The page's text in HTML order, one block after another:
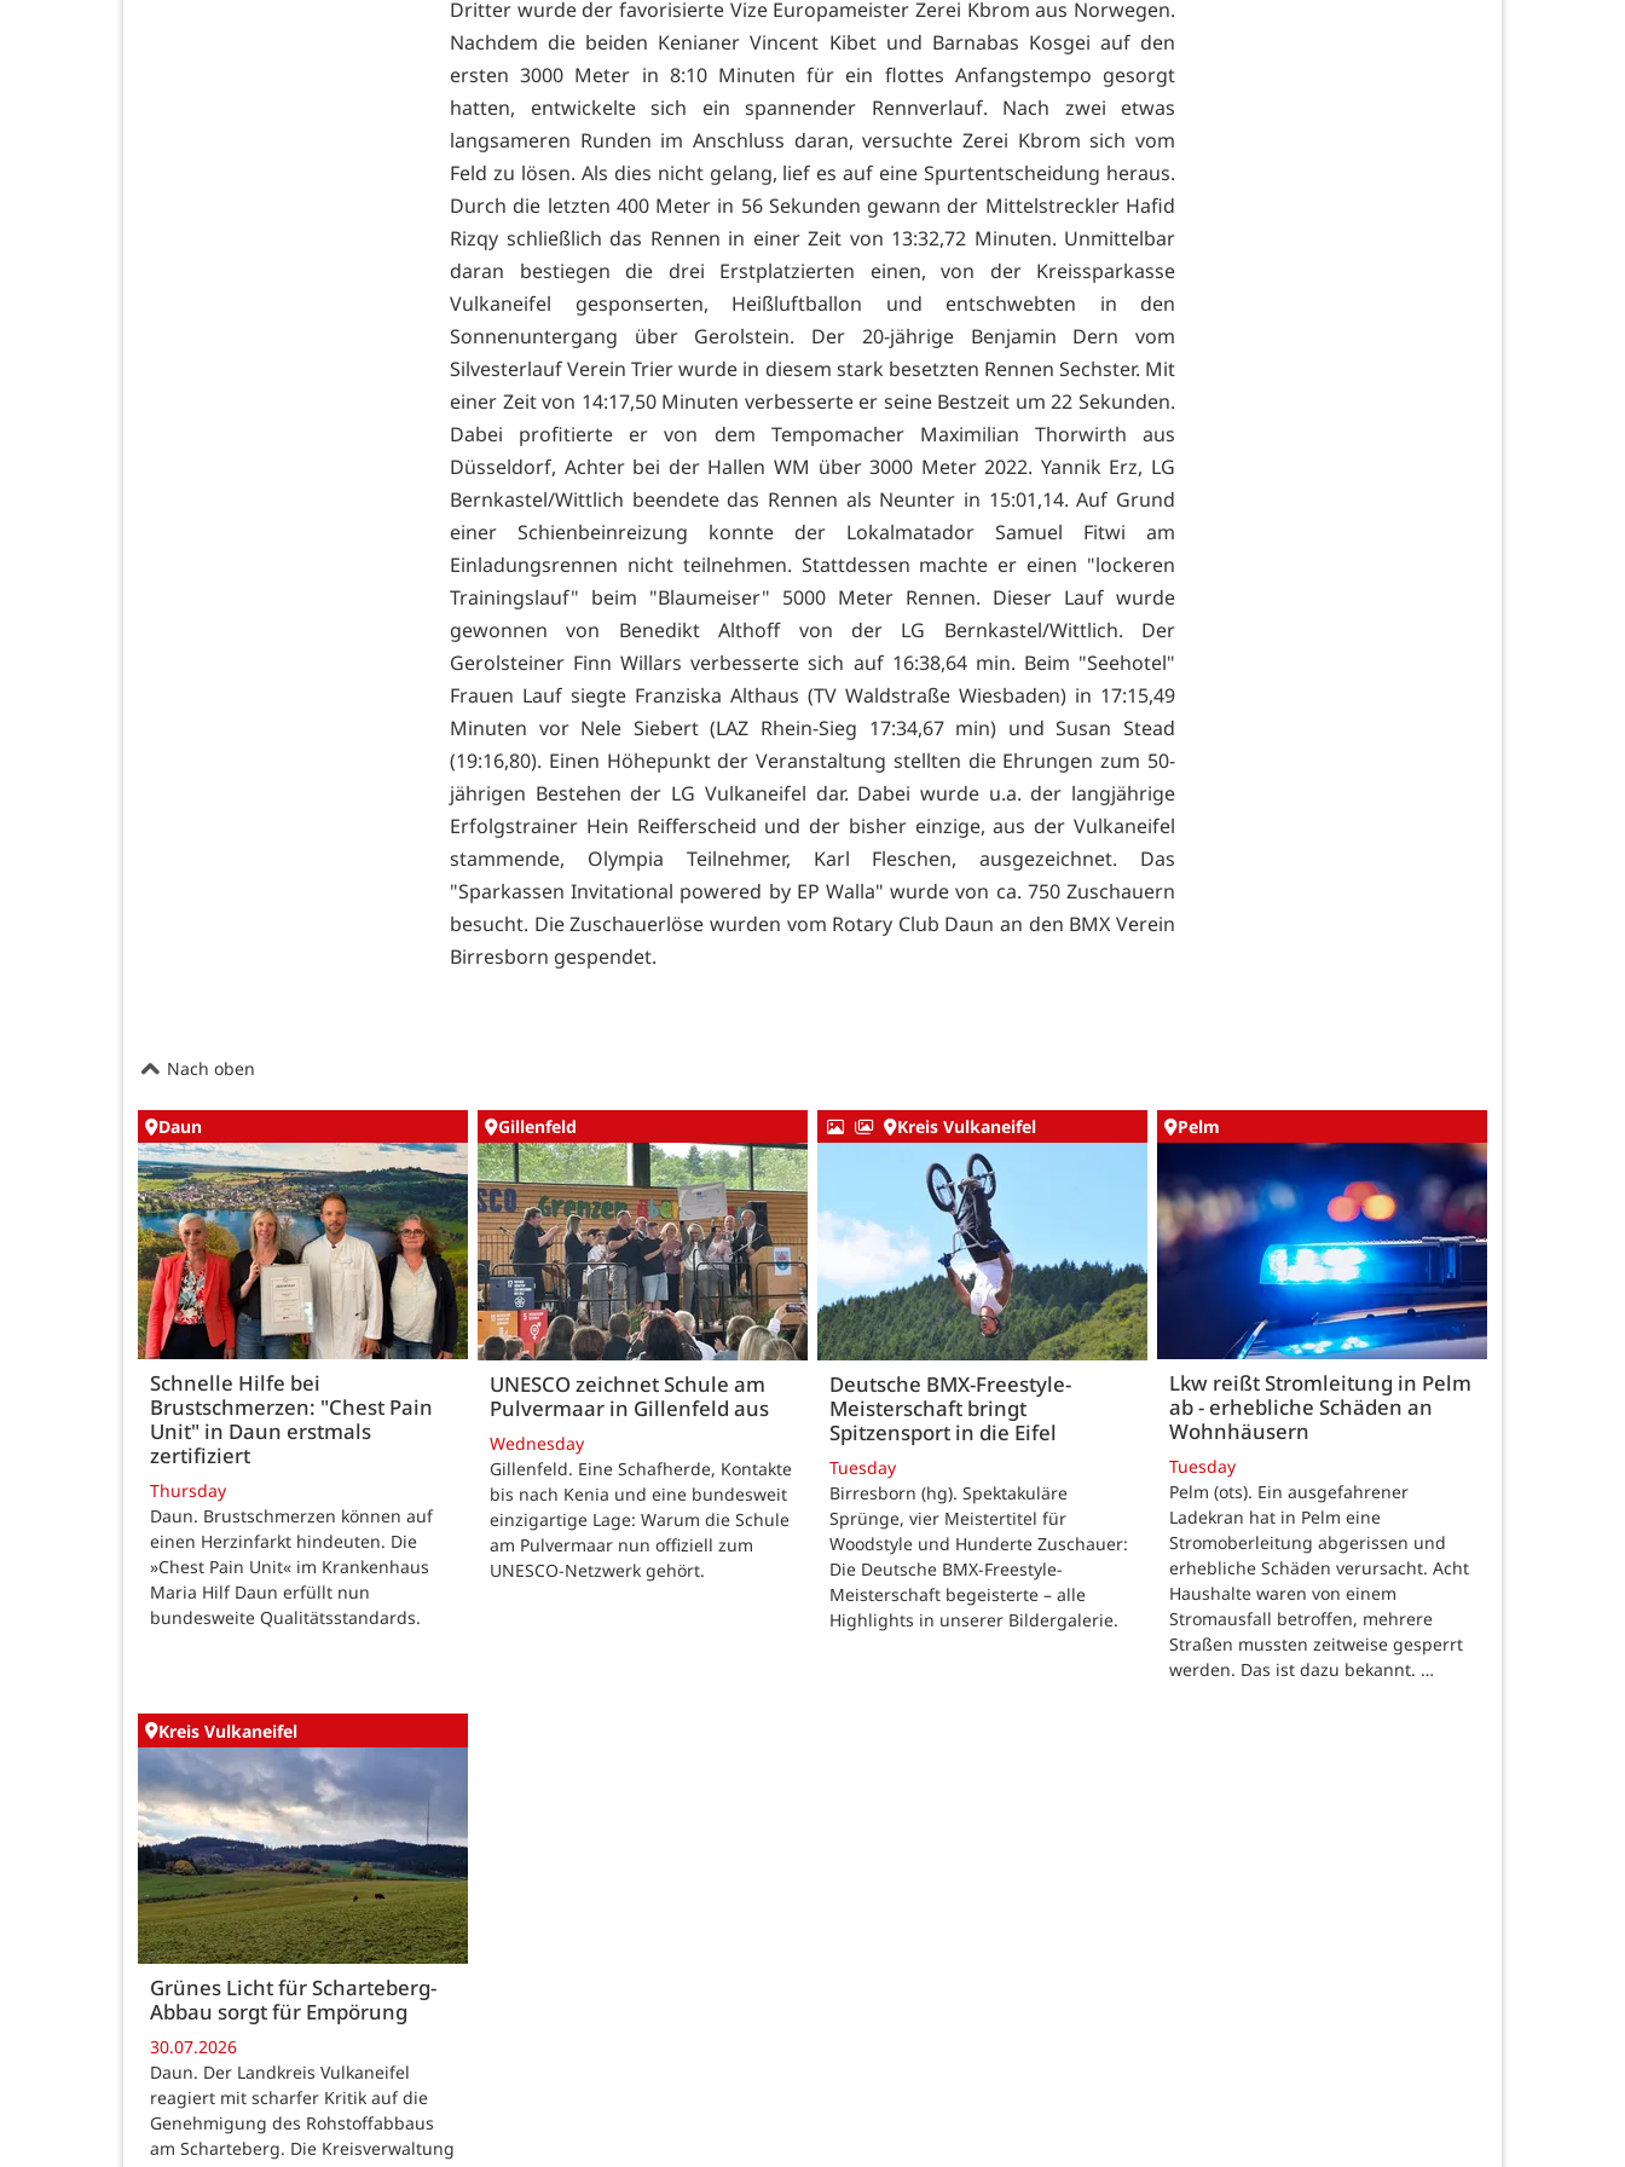
Dritter wurde der favorisierte Vize Europameister Zerei Kbrom aus Norwegen.
Nachdem die beiden Kenianer Vincent Kibet und Barnabas Kosgei auf den
ersten 3000 Meter in 8:10 Minuten für ein flottes Anfangstempo gesorgt
hatten, entwickelte sich ein spannender Rennverlauf. Nach zwei etwas
langsameren Runden im Anschluss daran, versuchte Zerei Kbrom sich vom
Feld zu lösen. Als dies nicht gelang, lief es auf eine Spurtentscheidung heraus.
Durch die letzten 400 Meter in 56 Sekunden gewann der Mittelstreckler Hafid
Rizqy schließlich das Rennen in einer Zeit von 13:32,72 Minuten. Unmittelbar
daran bestiegen die drei Erstplatzierten einen, von der Kreissparkasse
Vulkaneifel gesponserten, Heißluftballon und entschwebten in den
Sonnenuntergang über Gerolstein. Der 20-jährige Benjamin Dern vom
Silvesterlauf Verein Trier wurde in diesem stark besetzten Rennen Sechster. Mit
einer Zeit von 14:17,50 Minuten verbesserte er seine Bestzeit um 22 Sekunden.
Dabei profitierte er von dem Tempomacher Maximilian Thorwirth aus
Düsseldorf, Achter bei der Hallen WM über 3000 Meter 2022. Yannik Erz, LG
Bernkastel/Wittlich beendete das Rennen als Neunter in 15:01,14. Auf Grund
einer Schienbeinreizung konnte der Lokalmatador Samuel Fitwi am
Einladungsrennen nicht teilnehmen. Stattdessen machte er einen "lockeren
Trainingslauf" beim "Blaumeiser" 5000 Meter Rennen. Dieser Lauf wurde
gewonnen von Benedikt Althoff von der LG Bernkastel/Wittlich. Der
Gerolsteiner Finn Willars verbesserte sich auf 16:38,64 min. Beim "Seehotel"
Frauen Lauf siegte Franziska Althaus (TV Waldstraße Wiesbaden) in 17:15,49
Minuten vor Nele Siebert (LAZ Rhein-Sieg 17:34,67 min) und Susan Stead
(19:16,80). Einen Höhepunkt der Veranstaltung stellten die Ehrungen zum 50-
jährigen Bestehen der LG Vulkaneifel dar. Dabei wurde u.a. der langjährige
Erfolgstrainer Hein Reifferscheid und der bisher einzige, aus der Vulkaneifel
stammende, Olympia Teilnehmer, Karl Fleschen, ausgezeichnet. Das
"Sparkassen Invitational powered by EP Walla" wurde von ca. 750 Zuschauern
besucht. Die Zuschauerlöse wurden vom Rotary Club Daun an den BMX Verein
Birresborn gespendet.
Nach oben
Daun
Schnelle Hilfe bei
Brustschmerzen: "Chest Pain
Unit" in Daun erstmals
zertifiziert
Thursday
Daun. Brustschmerzen können auf
einen Herzinfarkt hindeuten. Die
»Chest Pain Unit« im Krankenhaus
Maria Hilf Daun erfüllt nun
bundesweite Qualitätsstandards.
Gillenfeld
UNESCO zeichnet Schule am
Pulvermaar in Gillenfeld aus
Wednesday
Gillenfeld. Eine Schafherde, Kontakte
bis nach Kenia und eine bundesweit
einzigartige Lage: Warum die Schule
am Pulvermaar nun offiziell zum
UNESCO-Netzwerk gehört.
Kreis Vulkaneifel
Deutsche BMX-Freestyle-
Meisterschaft bringt
Spitzensport in die Eifel
Tuesday
Birresborn (hg). Spektakuläre
Sprünge, vier Meistertitel für
Woodstyle und Hunderte Zuschauer:
Die Deutsche BMX-Freestyle-
Meisterschaft begeisterte – alle
Highlights in unserer Bildergalerie.
Pelm
Lkw reißt Stromleitung in Pelm
ab - erhebliche Schäden an
Wohnhäusern
Tuesday
Pelm (ots). Ein ausgefahrener
Ladekran hat in Pelm eine
Stromoberleitung abgerissen und
erhebliche Schäden verursacht. Acht
Haushalte waren von einem
Stromausfall betroffen, mehrere
Straßen mussten zeitweise gesperrt
werden. Das ist dazu bekannt. …
Kreis Vulkaneifel
Grünes Licht für Scharteberg-
Abbau sorgt für Empörung
30.07.2026
Daun. Der Landkreis Vulkaneifel
reagiert mit scharfer Kritik auf die
Genehmigung des Rohstoffabbaus
am Scharteberg. Die Kreisverwaltung